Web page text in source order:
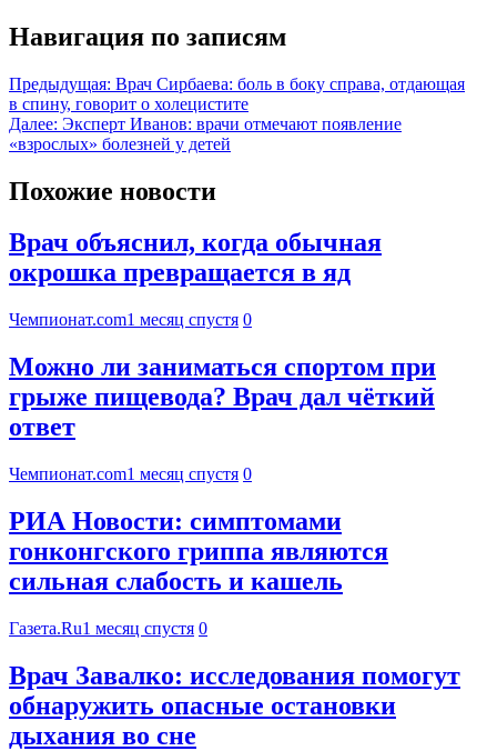
Навигация по записям
Предыдущая: Врач Сирбаева: боль в боку справа, отдающая
в спину, говорит о холецистите
Далее: Эксперт Иванов: врачи отмечают появление
«взрослых» болезней у детей
Похожие новости
Врач объяснил, когда обычная
окрошка превращается в яд
Чемпионат.com1 месяц спустя 0
Можно ли заниматься спортом при
грыже пищевода? Врач дал чёткий
ответ
Чемпионат.com1 месяц спустя 0
РИА Новости: симптомами
гонконгского гриппа являются
сильная слабость и кашель
Газета.Ru1 месяц спустя 0
Врач Завалко: исследования помогут
обнаружить опасные остановки
дыхания во сне